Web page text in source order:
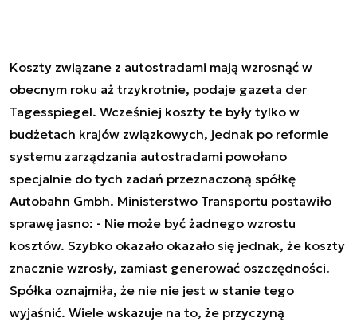
Koszty związane z autostradami mają wzrosnąć w
obecnym roku aż trzykrotnie, podaje gazeta der
Tagesspiegel. Wcześniej koszty te były tylko w
budżetach krajów związkowych, jednak po reformie
systemu zarządzania autostradami powołano
specjalnie do tych zadań przeznaczoną spółkę
Autobahn Gmbh. Ministerstwo Transportu postawiło
sprawę jasno: - Nie może być żadnego wzrostu
kosztów. Szybko okazało okazało się jednak, że koszty
znacznie wzrosły, zamiast generować oszczędności.
Spółka oznajmiła, że nie nie jest w stanie tego
wyjaśnić. Wiele wskazuje na to, że przyczyną